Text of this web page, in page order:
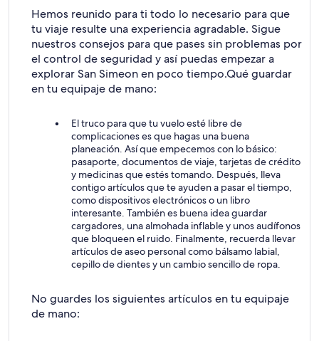
Hemos reunido para ti todo lo necesario para que
tu viaje resulte una experiencia agradable. Sigue
nuestros consejos para que pases sin problemas por
el control de seguridad y así puedas empezar a
explorar San Simeon en poco tiempo.Qué guardar
en tu equipaje de mano:
El truco para que tu vuelo esté libre de
complicaciones es que hagas una buena
planeación. Así que empecemos con lo básico:
pasaporte, documentos de viaje, tarjetas de crédito
y medicinas que estés tomando. Después, lleva
contigo artículos que te ayuden a pasar el tiempo,
como dispositivos electrónicos o un libro
interesante. También es buena idea guardar
cargadores, una almohada inflable y unos audífonos
que bloqueen el ruido. Finalmente, recuerda llevar
artículos de aseo personal como bálsamo labial,
cepillo de dientes y un cambio sencillo de ropa.
No guardes los siguientes artículos en tu equipaje
de mano: